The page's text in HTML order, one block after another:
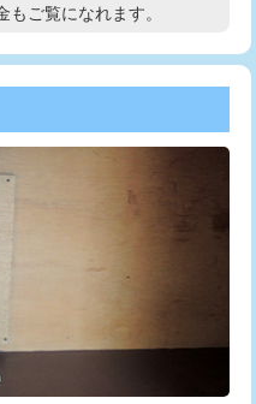
使
+8,800円
11,000円~
55,000円
超
現地調査
33,000円
8,800円
修
）
11,000円
修
もご覧になれます。